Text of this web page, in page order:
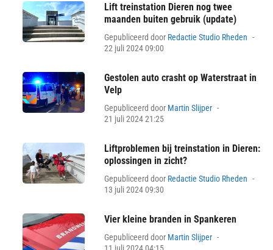
Lift treinstation Dieren nog twee
maanden buiten gebruik (update)
Gepubliceerd door Redactie Studio Rheden
22 juli 2024 09:00
Gestolen auto crasht op Waterstraat in
Velp
Gepubliceerd door Martin Slijper
21 juli 2024 21:25
Liftproblemen bij treinstation in Dieren:
oplossingen in zicht?
Gepubliceerd door Redactie Studio Rheden
13 juli 2024 09:30
Vier kleine branden in Spankeren
Gepubliceerd door Martin Slijper
11 juli 2024 04:15